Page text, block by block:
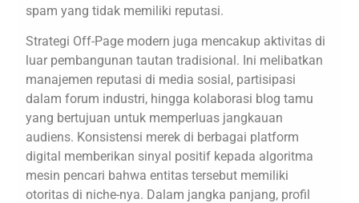
spam yang tidak memiliki reputasi.
Strategi Off-Page modern juga mencakup aktivitas di
luar pembangunan tautan tradisional. Ini melibatkan
manajemen reputasi di media sosial, partisipasi
dalam forum industri, hingga kolaborasi blog tamu
yang bertujuan untuk memperluas jangkauan
audiens. Konsistensi merek di berbagai platform
digital memberikan sinyal positif kepada algoritma
mesin pencari bahwa entitas tersebut memiliki
otoritas di niche-nya. Dalam jangka panjang, profil